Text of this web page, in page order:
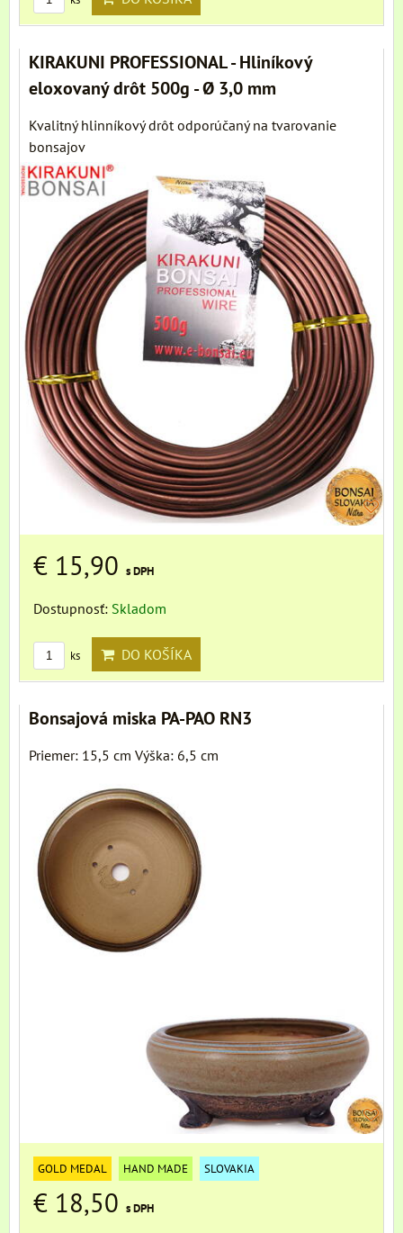
KIRAKUNI PROFESSIONAL - Hliníkový
eloxovaný drôt 500g - Ø 3,0 mm
Kvalitný hlinníkový drôt odporúčaný na tvarovanie
bonsajov
€ 15,90 s DPH
Dostupnosť: Skladom
ks DO KOŠÍKA
Bonsajová miska PA-PAO RN3
Priemer: 15,5 cm Výška: 6,5 cm
GOLD MEDAL HAND MADE SLOVAKIA
€ 18,50 s DPH